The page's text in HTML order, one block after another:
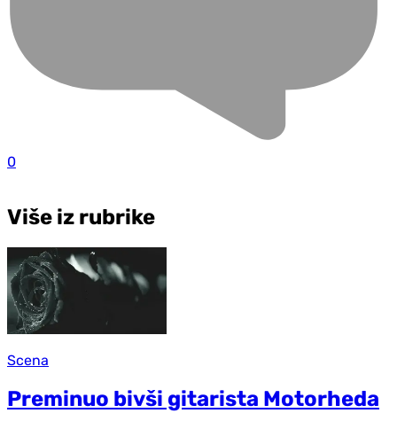
0
Više iz rubrike
Scena
Preminuo bivši gitarista Motorheda